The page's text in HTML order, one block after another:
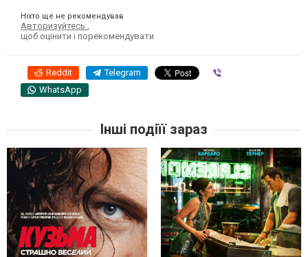
Ніхто ще не рекомендував
Авторизуйтесь
щоб оцінити і порекомендувати
Reddit Telegram
WhatsApp
Інші подіїї зараз